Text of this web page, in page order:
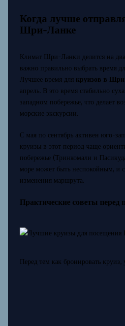
Когда лучше
Шри-Ланке
Климат Шри-Ланки делится на
важно правильно выбрать время
Лучшее время для круизов в
апрель. В это время стабильно
западном побережье, что делает
морские экскурсии.
С мая по сентябрь активен юго-
круизы в этот период чаще
побережье (Тринкомали и
море может быть неспокойным, и
изменения маршрута.
Практические советы перед
Перед тем как бронировать круиз,